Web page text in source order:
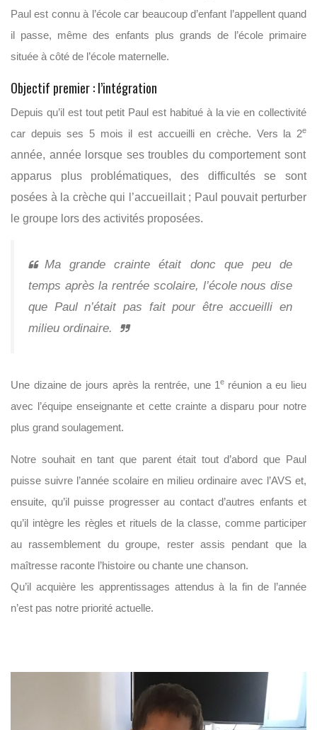
Paul est connu à l’école car beaucoup d’enfant l’appellent quand
il passe, même des enfants plus grands de l’école primaire
située à côté de l’école maternelle.
Objectif premier : l’intégration
Depuis qu’il est tout petit Paul est habitué à la vie en collectivité
car depuis ses 5 mois il est accueilli en crèche. Vers la 2e
année, année lorsque ses troubles du comportement sont
apparus plus problématiques, des difficultés se sont
posées à la crèche qui l’accueillait ; Paul pouvait perturber
le groupe lors des activités proposées.
Ma grande crainte était donc que peu de
temps après la rentrée scolaire, l’école nous dise
que Paul n’était pas fait pour être accueilli en
milieu ordinaire.
Une dizaine de jours après la rentrée, une 1e réunion a eu lieu
avec l’équipe enseignante et cette crainte a disparu pour notre
plus grand soulagement.
Notre souhait en tant que parent était tout d’abord que Paul
puisse suivre l’année scolaire en milieu ordinaire avec l’AVS et,
ensuite, qu’il puisse progresser au contact d’autres enfants et
qu’il intègre les règles et rituels de la classe, comme participer
au rassemblement du groupe, rester assis pendant que la
maîtresse raconte l’histoire ou chante une chanson.
Qu’il acquière les apprentissages attendus à la fin de l’année
n’est pas notre priorité actuelle.